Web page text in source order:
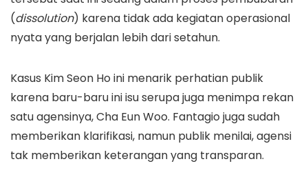
(dissolution) karena tidak ada kegiatan operasional
nyata yang berjalan lebih dari setahun.
Kasus Kim Seon Ho ini menarik perhatian publik
karena baru-baru ini isu serupa juga menimpa rekan
satu agensinya, Cha Eun Woo. Fantagio juga sudah
memberikan klarifikasi, namun publik menilai, agensi
tak memberikan keterangan yang transparan.